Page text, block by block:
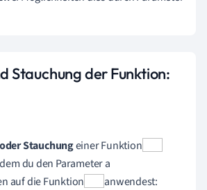
Stauchung der Funktion:
Stauchungeiner Funktion
du den Parameter a
auf die Funktion
anwendest: